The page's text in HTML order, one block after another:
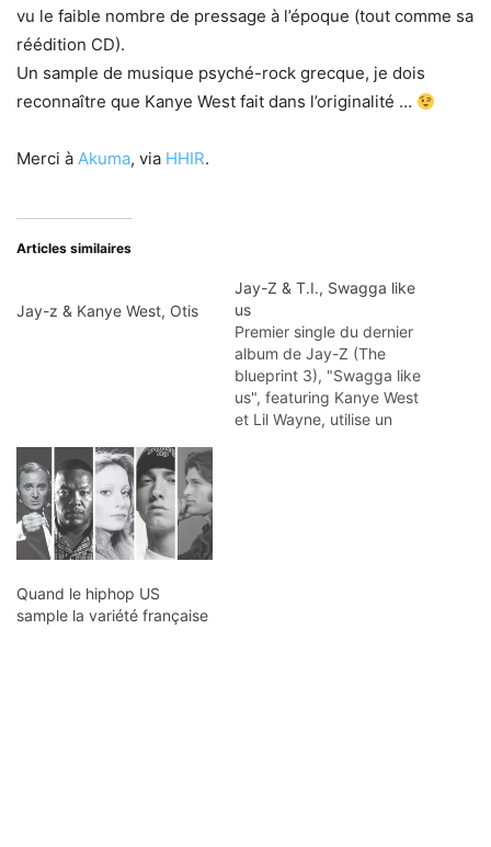
vu le faible nombre de pressage à l’époque (tout comme sa
réédition CD).
Un sample de musique psyché-rock grecque, je dois
reconnaître que Kanye West fait dans l’originalité …
Merci à Akuma, via HHIR.
Articles similaires
Jay-z & Kanye West, Otis
Jay-Z & T.I., Swagga like
us
Premier single du dernier
album de Jay-Z (The
blueprint 3), "Swagga like
us", featuring Kanye West
et Lil Wayne, utilise un
Quand le hiphop US
sample la variété française